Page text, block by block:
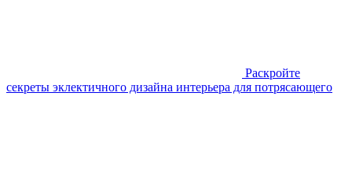
Раскройте
секреты эклектичного дизайна интерьера для потрясающего